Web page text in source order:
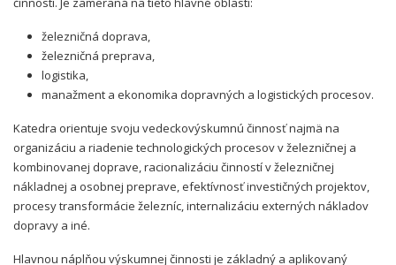
železničná doprava,
železničná preprava,
logistika,
manažment a ekonomika dopravných a logistických procesov.
Katedra orientuje svoju vedeckovýskumnú činnosť najmä na
organizáciu a riadenie technologických procesov v železničnej a
kombinovanej doprave, racionalizáciu činností v železničnej
nákladnej a osobnej preprave, efektívnosť investičných projektov,
procesy transformácie železníc, internalizáciu externých nákladov
dopravy a iné.
Hlavnou náplňou výskumnej činnosti je základný a aplikovaný